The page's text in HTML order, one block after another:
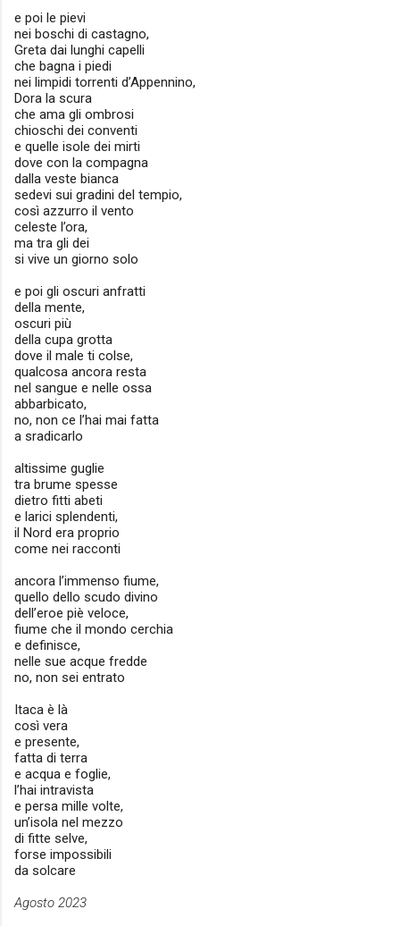
e poi le pievi
nei boschi di castagno,
Greta dai lunghi capelli
che bagna i piedi
nei limpidi torrenti d’Appennino,
Dora la scura
che ama gli ombrosi
chioschi dei conventi
e quelle isole dei mirti
dove con la compagna
dalla veste bianca
sedevi sui gradini del tempio,
così azzurro il vento
celeste l’ora,
ma tra gli dei
si vive un giorno solo
e poi gli oscuri anfratti
della mente,
oscuri più
della cupa grotta
dove il male ti colse,
qualcosa ancora resta
nel sangue e nelle ossa
abbarbicato,
no, non ce l’hai mai fatta
a sradicarlo
altissime guglie
tra brume spesse
dietro fitti abeti
e larici splendenti,
il Nord era proprio
come nei racconti
ancora l’immenso fiume,
quello dello scudo divino
dell’eroe piè veloce,
fiume che il mondo cerchia
e definisce,
nelle sue acque fredde
no, non sei entrato
Itaca è là
così vera
e presente,
fatta di terra
e acqua e foglie,
l’hai intravista
e persa mille volte,
un’isola nel mezzo
di fitte selve,
forse impossibili
da solcare
Agosto 2023